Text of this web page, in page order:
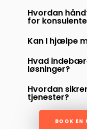
Hvordan
for
Kan I hjælpe
Hvad
løsninger?
Hvordan
tjenester?
BOOK EN